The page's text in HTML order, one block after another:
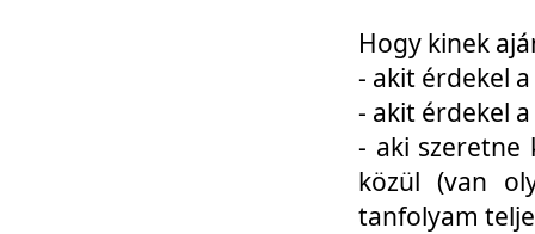
Hogy kinek
- akit érdekel
- akit érdekel
- aki szeretne
közül (van
tanfolyam